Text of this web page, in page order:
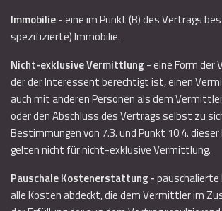
Immobilie- eine im Punkt (B) des Vertrags
spezifizierte) Immobilie.
Nicht-exklusive Vermittlung - eine Form der
der der Interessent berechtigt ist, einen
auch mit anderen Personen als dem
oder den Abschluss des Vertrags selbst zu
Bestimmungen von 7.3. und Punkt 10.4. dieser
gelten nicht für nicht-exklusive Vermittlung.
Pauschale Kostenerstattung -pauschalierte
alle Kosten abdeckt, die dem Vermittler im